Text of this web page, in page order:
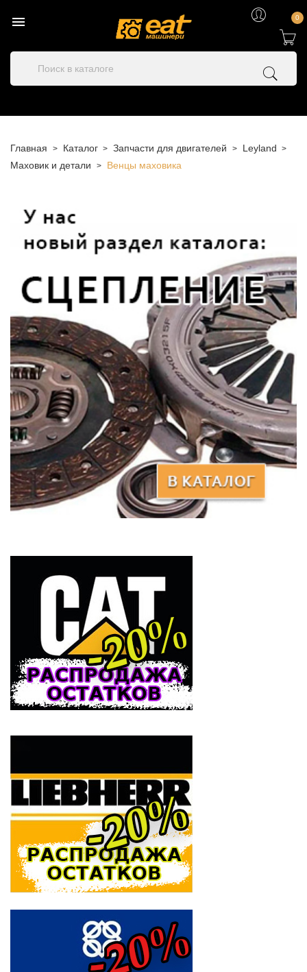
 0
Главная Каталог Запчасти для двигателей
Leyland
Маховик и детали
Венцы маховика